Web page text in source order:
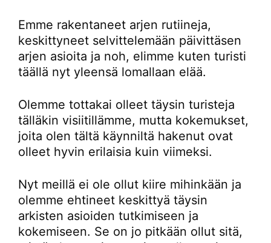
Emme rakentaneet arjen rutiineja,
keskittyneet selvittelemään päivittäsen
arjen asioita ja noh, elimme kuten turisti
täällä nyt yleensä lomallaan elää.
Olemme tottakai olleet täysin turisteja
tälläkin visiitillämme, mutta kokemukset,
joita olen tältä käynniltä hakenut ovat
olleet hyvin erilaisia kuin viimeksi.
Nyt meillä ei ole ollut kiire mihinkään ja
olemme ehtineet keskittyä täysin
arkisten asioiden tutkimiseen ja
kokemiseen. Se on jo pitkään ollut sitä,